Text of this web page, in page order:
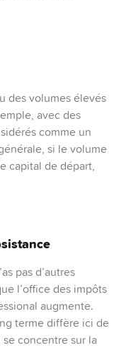
des volumes élevés
avec des
comme un
si le volume
capital de départ,
pas d’autres
l’office des impôts
augmente.
terme diffère ici de
concentre sur la